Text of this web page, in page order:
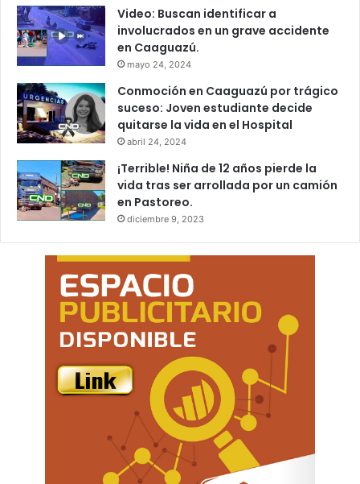
Video: Buscan identificar a
involucrados en un grave accidente
en Caaguazú.
mayo 24, 2024
Conmoción en Caaguazú por trágico
suceso: Joven estudiante decide
quitarse la vida en el Hospital
abril 24, 2024
¡Terrible! Niña de 12 años pierde la
vida tras ser arrollada por un camión
en Pastoreo.
diciembre 9, 2023